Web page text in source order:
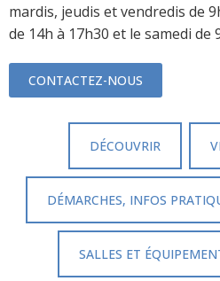
mardis, jeudis et vendredis de
de 14h à 17h30 et le samedi de
CONTACTEZ-NOUS
DÉCOUVRIR
DÉMARCHES, INFOS
SALLES ET